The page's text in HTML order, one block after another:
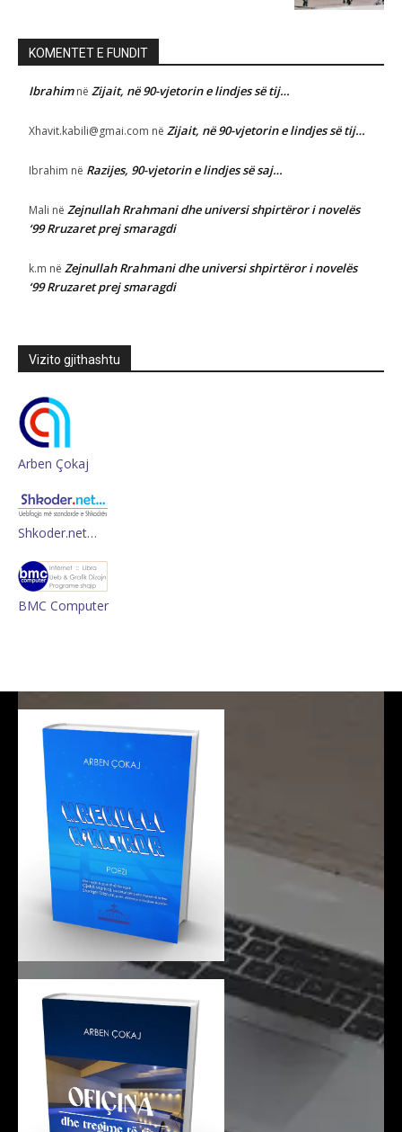
KOMENTET E FUNDIT
Ibrahimnë Zijait, në 90-vjetorin e lindjes së tij…
Xhavit.kabili@gmai.com në Zijait, në 90-vjetorin e lindjes së tij…
Ibrahim në Razijes, 90-vjetorin e lindjes së saj…
Mali në Zejnullah Rrahmani dhe universi shpirtëror i novelës
‘99 Rruzaret prej smaragdi
k.m në Zejnullah Rrahmani dhe universi shpirtëror i novelës
‘99 Rruzaret prej smaragdi
Vizito gjithashtu
Arben Çokaj
Shkoder.net…
BMC Computer